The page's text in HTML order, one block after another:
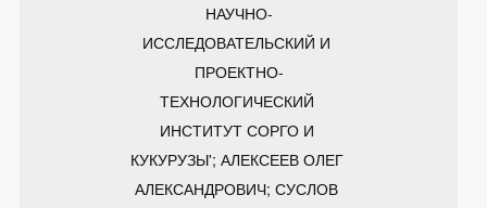
НАУЧНО-
ИССЛЕДОВАТЕЛЬСКИЙ И
ПРОЕКТНО-
ТЕХНОЛОГИЧЕСКИЙ
ИНСТИТУТ СОРГО И
КУКУРУЗЫ'; АЛЕКСЕЕВ ОЛЕГ
АЛЕКСАНДРОВИЧ; СУСЛОВ